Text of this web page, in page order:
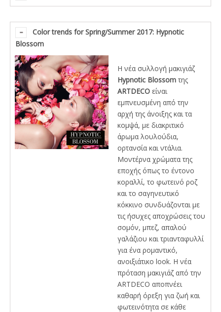
Color trends for Spring/Summer 2017: Hypnotic
Blossom
Η νέα συλλογή μακιγιάζ
Hypnotic Blossom της
ARTDECO είναι
εμπνευσμένη από την
αρχή της άνοιξης και τα
κομψά, με διακριτικό
άρωμα λουλούδια,
ορτανσία και ντάλια.
Μοντέρνα χρώματα της
εποχής όπως το έντονο
κοραλλί, το φωτεινό ροζ
και το σαγηνευτικό
κόκκινο συνδυάζονται με
τις ήσυχες αποχρώσεις του
σομόν, μπεζ, απαλού
γαλάζιου και τριανταφυλλί
για ένα ρομαντικό,
ανοιξιάτικο look. Η νέα
πρόταση μακιγιάζ από την
ARTDECO αποπνέει
καθαρή όρεξη για ζωή και
φωτεινότητα σε κάθε